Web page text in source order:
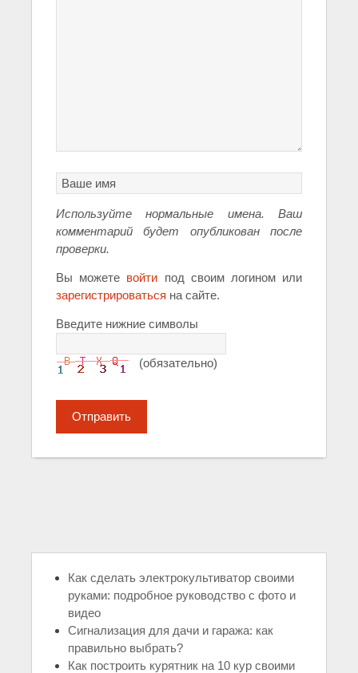
Используйте нормальные имена. Ваш
комментарий будет опубликован после
проверки.
Вы можете войти под своим логином или
зарегистрироваться на сайте.
Введите нижние символы
(обязательно)
Отправить
Как сделать электрокультиватор своими
руками: подробное руководство с фото и
видео
Сигнализация для дачи и гаража: как
правильно выбрать?
Как построить курятник на 10 кур своими